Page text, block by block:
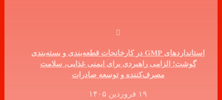
استانداردهای GMP در کارخانجات قطعه‌بندی و بسته‌بندی
گوشت؛ الزامی راهبردی برای ایمنی غذایی، سلامت
مصرف‌کننده و توسعه صادرات
۱۹ فروردین ۱۴۰۵